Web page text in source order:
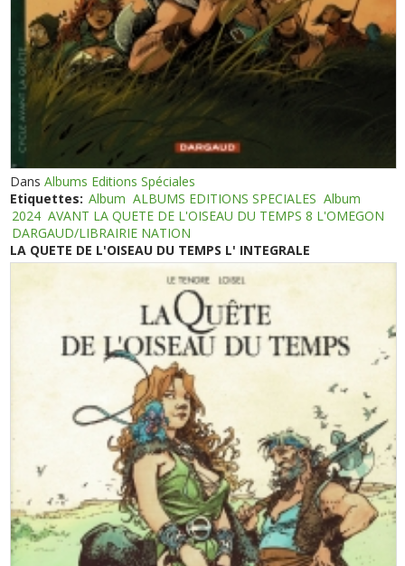
DansAlbums Editions Spéciales
Etiquettes: Album ALBUMS EDITIONS SPECIALES Album
2024 AVANT LA QUETE DE L'OISEAU DU TEMPS 8 L'OMEGON
DARGAUD/LIBRAIRIE NATION
LA QUETE DE L'OISEAU DU TEMPS L' INTEGRALE